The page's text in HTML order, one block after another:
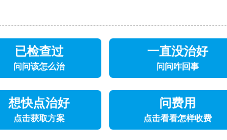
已检查过
问问该怎么治
一直没治好
问问咋回事
想快点治好
点击获取方案
问费用
点击看看怎样收费